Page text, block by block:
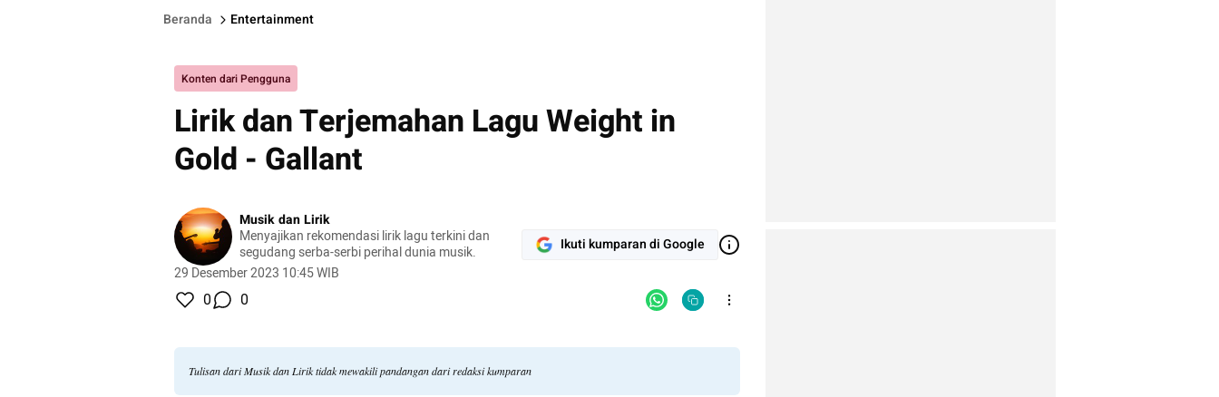
Beranda Entertainment
Konten dari Pengguna
Lirik dan Terjemahan Lagu Weight in
Gold - Gallant
Musik dan Lirik
Menyajikan rekomendasi lirik lagu terkini dan
segudang serba-serbi perihal dunia musik.
29 Desember 2023 10:45 WIB
Ikuti kumparan di Google
0 0
Tulisan dari Musik dan Lirik tidak mewakili pandangan dari redaksi kumparan